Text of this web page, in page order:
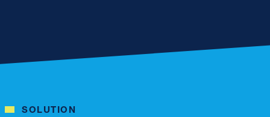
SOLUTION